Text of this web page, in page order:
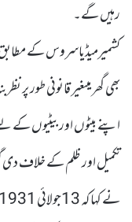
رہیں گے۔
کشمیرمیڈیاسروس کے
بھی گھر میںغیر قانونی طور پر
اپنے بیٹوں اور بیٹیوں
تکمیل اور ظلم کے خلاف دی